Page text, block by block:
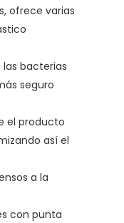
ofrece varias
las bacterias
seguro
el producto
así el
a la
con punta